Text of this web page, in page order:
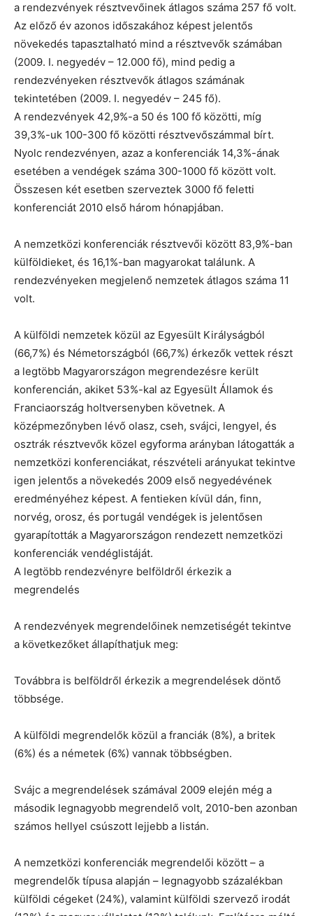
a rendezvények résztvevőinek átlagos száma 257 fő volt.
Az előző év azonos időszakához képest jelentős
növekedés tapasztalható mind a résztvevők számában
(2009. I. negyedév – 12.000 fő), mind pedig a
rendezvényeken résztvevők átlagos számának
tekintetében (2009. I. negyedév – 245 fő).
A rendezvények 42,9%-a 50 és 100 fő közötti, míg
39,3%-uk 100-300 fő közötti résztvevőszámmal bírt.
Nyolc rendezvényen, azaz a konferenciák 14,3%-ának
esetében a vendégek száma 300-1000 fő között volt.
Összesen két esetben szerveztek 3000 fő feletti
konferenciát 2010 első három hónapjában.
A nemzetközi konferenciák résztvevői között 83,9%-ban
külföldieket, és 16,1%-ban magyarokat találunk. A
rendezvényeken megjelenő nemzetek átlagos száma 11
volt.
A külföldi nemzetek közül az Egyesült Királyságból
(66,7%) és Németországból (66,7%) érkezők vettek részt
a legtöbb Magyarországon megrendezésre került
konferencián, akiket 53%-kal az Egyesült Államok és
Franciaország holtversenyben követnek. A
középmezőnyben lévő olasz, cseh, svájci, lengyel, és
osztrák résztvevők közel egyforma arányban látogatták a
nemzetközi konferenciákat, részvételi arányukat tekintve
igen jelentős a növekedés 2009 első negyedévének
eredményéhez képest. A fentieken kívül dán, finn,
norvég, orosz, és portugál vendégek is jelentősen
gyarapították a Magyarországon rendezett nemzetközi
konferenciák vendéglistáját.
A legtöbb rendezvényre belföldről érkezik a
megrendelés
A rendezvények megrendelőinek nemzetiségét tekintve
a következőket állapíthatjuk meg:
Továbbra is belföldről érkezik a megrendelések döntő
többsége.
A külföldi megrendelők közül a franciák (8%), a britek
(6%) és a németek (6%) vannak többségben.
Svájc a megrendelések számával 2009 elején még a
második legnagyobb megrendelő volt, 2010-ben azonban
számos hellyel csúszott lejjebb a listán.
A nemzetközi konferenciák megrendelői között – a
megrendelők típusa alapján – legnagyobb százalékban
külföldi cégeket (24%), valamint külföldi szervező irodát